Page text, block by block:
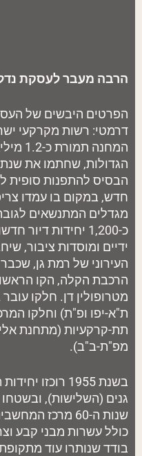
הרבה מעבר לעסקת
הפרטים היבשים של
דרמטי: רשות מקרקעי
הבסיס להתפנות סופית
חדש, במקום בו עמדו
כ-1,200 יחידות
ידיים ומוסדות ציבור,
העירוני של רמת גן,
הרכבת הקלה, הקו
מטרופולין דן. חלקו
ת"א-יפו ופ"ת) וחלקו
תת-קרקעיות (מתחנת
מפ"ת-ב"ב).
בשנת 1955
גנים (השלישות),
שנות ה-60 מרכז
כולל עשרות מבני קבע
בודד שנותרו עוד